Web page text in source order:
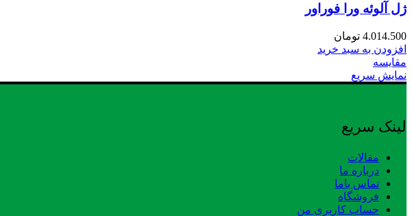
ژل آلوئه ورا فوراور
4.014.500 تومان
افزودن به سبد خرید
مقایسه
نمایش سریع
لینک سریع
مقالات
درباره ما
تماس باما
فروشگاه
حساب کاربری من